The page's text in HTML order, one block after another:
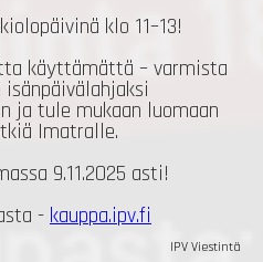
klo 11–13!
käyttämättä – varmista
ja tule mukaan luomaan
Imatralle.
9.11.2025 asti!
- kauppa.ipv.fi
IPV Viestintä